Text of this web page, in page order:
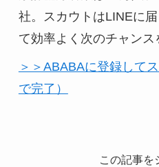
社。スカウトはLINEに
て効率よく次のチャンス
＞＞ABABAに登録して
で完了）
この記事を